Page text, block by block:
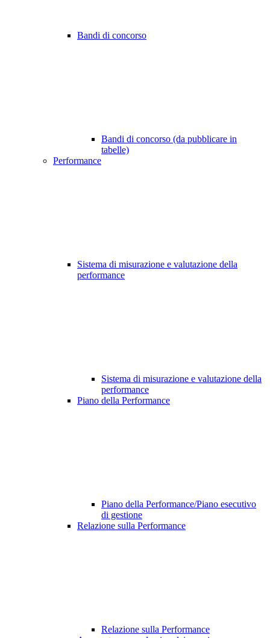
Bandi di concorso
Bandi di concorso (da pubblicare in
tabelle)
Performance
Sistema di misurazione e valutazione della
performance
Sistema di misurazione e valutazione della
performance
Piano della Performance
Piano della Performance/Piano esecutivo
di gestione
Relazione sulla Performance
Relazione sulla Performance